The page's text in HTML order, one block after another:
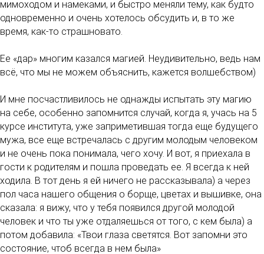
мимоходом и намеками, и быстро меняли тему, как будто
одновременно и очень хотелось обсудить и, в то же
время, как-то страшновато.
Ее «дар» многим казался магией. Неудивительно, ведь нам
всё, что мы не можем объяснить, кажется волшебством)
И мне посчастливилось не однажды испытать эту магию
на себе, особенно запомнится случай, когда я, учась на 5
курсе института, уже заприметившая тогда еще будущего
мужа, все еще встречалась с другим молодым человеком
и не очень пока понимала, чего хочу. И вот, я приехала в
гости к родителям и пошла проведать ее. Я всегда к ней
ходила. В тот день я ей ничего не рассказывала) а через
пол часа нашего общения о борще, цветах и вышивке, она
сказала: я вижу, что у тебя появился другой молодой
человек и что ты уже отдаляешься от того, с кем была) а
потом добавила: «Твои глаза светятся. Вот запомни это
состояние, чтоб всегда в нем была»